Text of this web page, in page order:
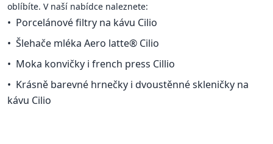
oblíbíte. V naší nabídce naleznete:
Porcelánové filtry na kávu Cilio
Šlehače mléka Aero latte® Cilio
Moka konvičky i french press Cillio
Krásně barevné hrnečky i dvoustěnné skleničky na
kávu Cilio